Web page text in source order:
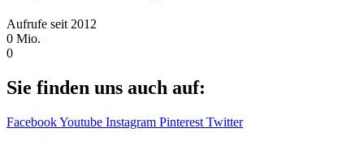
Aufrufe seit 2012
0 Mio.
0
Sie finden uns auch auf:
FacebookYoutube Instagram Pinterest Twitter